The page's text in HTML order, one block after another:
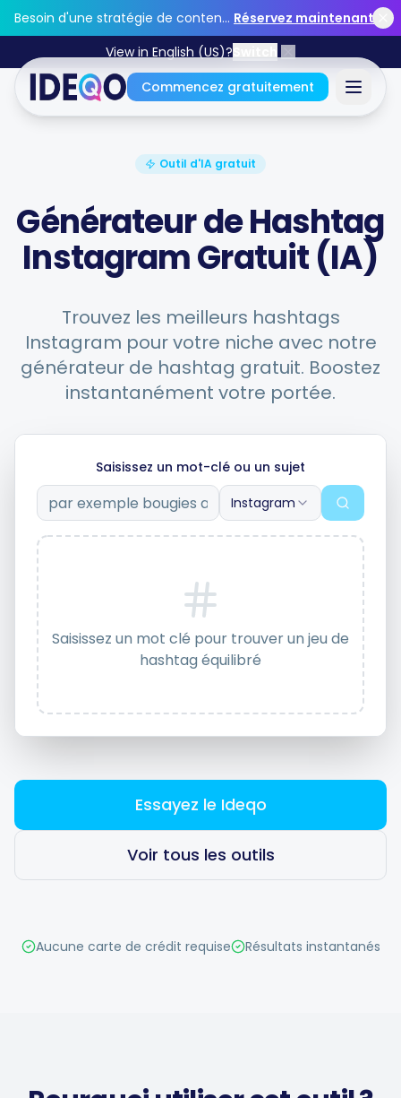
Skip to main content Besoin d'une stratégie de contenu ? Réservez maintenant
View in English (US)?
Commencez gratuitement
Connectez-vous
Commencez gratuitement
Aucune carte de crédit requise • Gratuit pour toujours
Caractéristiques
Outils gratuits
Intégrations
Pour les magasins Shopify
Tarifs
À propos de nous
Éditeur visuel
Outil d'IA gratuit
Générateur de Hashtag
Instagram Gratuit (IA)
Trouvez les meilleurs hashtags
Instagram pour votre niche avec notre
générateur de hashtag gratuit. Boostez
instantanément votre portée.
Saisissez un mot-clé ou un sujet
Instagram
Saisissez un mot clé pour trouver un jeu de
hashtag équilibré
Essayez le Ideqo
Voir tous les outils
Aucune carte de crédit requise Résultats instantanés